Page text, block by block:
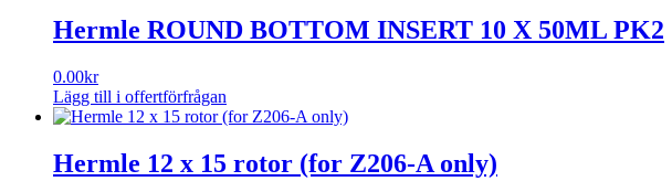
Hermle ROUND BOTTOM INSERT 10 X 50ML PK2
0.00kr
Lägg till i offertförfrågan
Hermle 12 x 15 rotor (for Z206-A only)